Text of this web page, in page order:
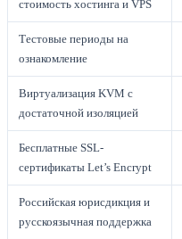
стоимость хостинга и VPS
Тестовые периоды на
ознакомление
Виртуализация KVM с
достаточной изоляцией
Бесплатные SSL-
сертификаты Let’s Encrypt
Российская юрисдикция и
русскоязычная поддержка